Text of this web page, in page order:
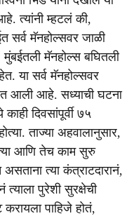
त्यांनी म्हटलं की,
सर्व मॅनहोल्सवर जाळी
मॅनहोल्स बघितली
या सर्व मॅनहोल्सवर
आली आहे. सध्याची घटना
दिवसांपूर्वी ७५
ताज्या अहवालानुसार,
आणि तेच काम सुरु
त्या कंत्राटदारानं,
त्याला पुरेशी सुरक्षेची
करायला पाहिजे होतं,